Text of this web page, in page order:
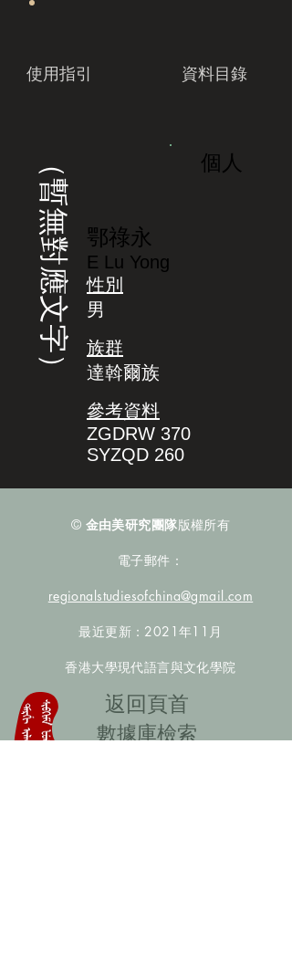
使用指引 資料目錄
（暫無對應文字） 個人
鄂祿永
E Lu Yong
性別
男
族群
達斡爾族
參考資料
ZGDRW 370
SYZQD 260
© 金由美研究團隊版權所有
電子郵件：
regionalstudiesofchina@gmail.com
最近更新：2021年11月
香港大學現代語言與文化學院
​返回頁首
數據庫檢索